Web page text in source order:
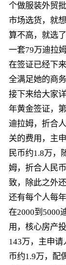
个做服装外贸
市场选货，就
算不高，就选
一套79万迪拉
在签证已经下
全满足她的商
接下来给大家
年黄金签证，
迪拉姆，折合
关的费用，主
民币约1.8万，
姆，折合人民
致，除此之外
还有每个人每
在2000到5000
用，核心房产
143万，主申
币约1.9万，配